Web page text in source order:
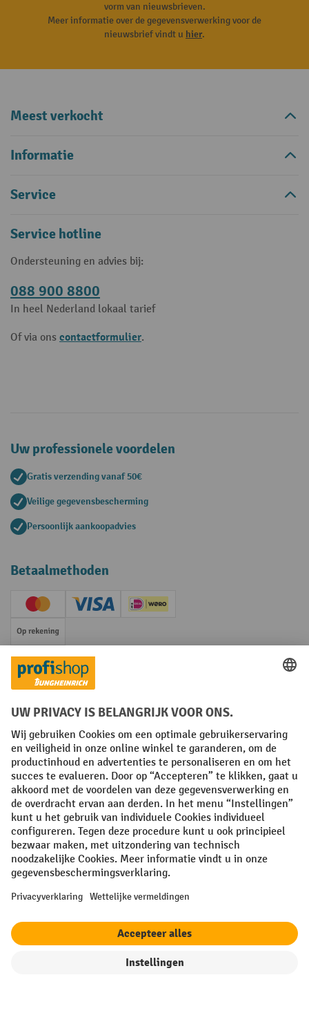
Sorteren op
vorm van nieuwsbrieven.
Meer informatie over de gegevensverwerking voor de
nieuwsbrief vindt u hier.
Meest verkocht
Informatie
Service
Service hotline
Ondersteuning en advies bij:
088 900 8800
In heel Nederland lokaal tarief
Of via ons contactformulier.
Uw professionele voordelen
Gratis verzending vanaf 50€
Veilige gegevensbescherming
Persoonlijk aankoopadvies
Betaalmethoden
Creditcard (Master)Creditcard (Visa)iDEAL | Wero
Op rekening
Sociale netwerken
Facebook
YouTube
LinkedIn
Instagram
Algemene leveringsvoorwaarden Copyright
Privacyverklaring Privacy Instellingen
All prices excl. VAT plusshipping costsand possible delivery charges,
if not stated otherwise.
¹ De korting is geldig zolang de voorraad strekt. De korting is niet van
procentuele kortingen of vouchers is niet mogelijk. | ² De korting
nieuwsbrief. De voucher is 10 dagen geldig en kan online worden
ingewisseld vanaf een netto bestelwaarde van €250. De hoogte van de
korting varieert per productcategorie en is maximaal 10%. Elektrische